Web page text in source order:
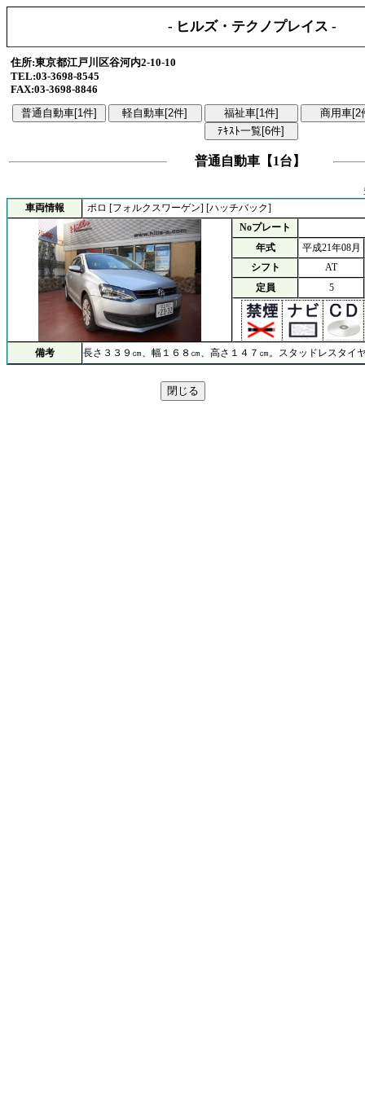
- ヒルズ・テクノプレイス -
住所:東京都江戸川区谷河内2-10-10
TEL:03-3698-8545
FAX:03-3698-8846
普通自動車【1台】
車両情報
ポロ [フォルクスワーゲン] [ハッチバック]
Noプレート
年式
平成21年08月
シフト
AT
定員
5
備考 長さ３３９㎝、幅１６８㎝、高さ１４７㎝。スタッドレスタイ